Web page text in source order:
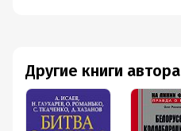
Другие книги автора